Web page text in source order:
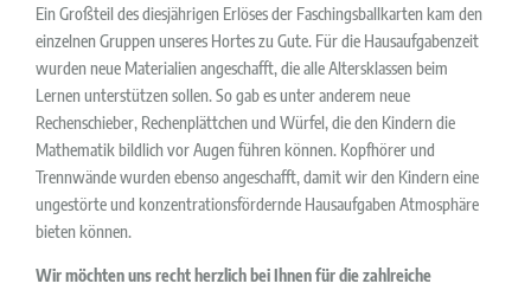
Ein Großteil des diesjährigen Erlöses der Faschingsballkarten kam den
einzelnen Gruppen unseres Hortes zu Gute. Für die Hausaufgabenzeit
wurden neue Materialien angeschafft, die alle Altersklassen beim
Lernen unterstützen sollen. So gab es unter anderem neue
Rechenschieber, Rechenplättchen und Würfel, die den Kindern die
Mathematik bildlich vor Augen führen können. Kopfhörer und
Trennwände wurden ebenso angeschafft, damit wir den Kindern eine
ungestörte und konzentrationsfördernde Hausaufgaben Atmosphäre
bieten können.
Wir möchten uns recht herzlich bei Ihnen für die zahlreiche